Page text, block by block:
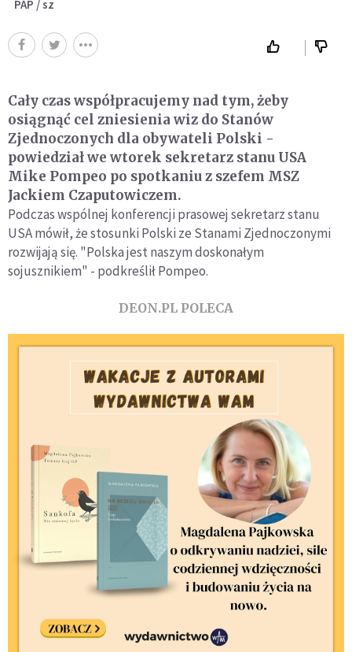
PAP / sz
Cały czas współpracujemy nad tym, żeby
osiągnąć cel zniesienia wiz do Stanów
Zjednoczonych dla obywateli Polski -
powiedział we wtorek sekretarz stanu USA
Mike Pompeo po spotkaniu z szefem MSZ
Jackiem Czaputowiczem.
Podczas wspólnej konferencji prasowej sekretarz stanu
USA mówił, że stosunki Polski ze Stanami Zjednoczonymi
rozwijają się. "Polska jest naszym doskonałym
sojusznikiem" - podkreślił Pompeo.
DEON.PL POLECA